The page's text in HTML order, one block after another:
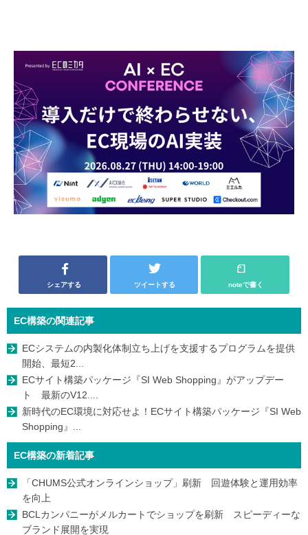
シェアする ツイートする noteで書く
EC構築の関連記事
ECシステムの内製化体制立ち上げを支援するプログラムを提供
開始、最短2...
ECサイト構築パッケージ『SI Web Shopping』がアップデー
ト 最新のV12....
新時代のEC環境に対応せよ！ECサイト構築パッケージ『SI Web
Shopping』...
EC構築の新着記事
「CHUMS公式オンラインショップ」刷新 回遊体験と運用効率
を向上
BCLカンパニーがメルカートでショップを刷新 スピーディーな
ブランド展開を実現